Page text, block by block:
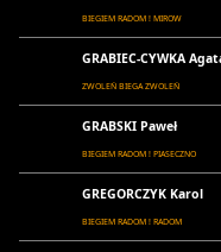
BIEGIEM RADOM ! MIROW
GRABIEC-CYWKA
ZWOLEŃ BIEGA ZWOLEŃ
GRABSKI Paweł
BIEGIEM RADOM ! PIASECZNO
GREGORCZYK Karol
BIEGIEM RADOM ! RADOM